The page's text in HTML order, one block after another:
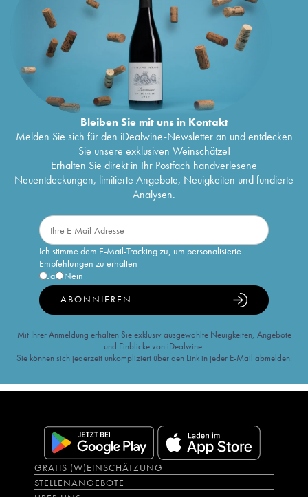
Bleiben Sie mit uns in Kontakt
Melden Sie sich für den iDealwine-Newsletter an und entdecken
Sie unsere exklusiven Weinschätze!
Erhalten Sie direkt in Ihr Postfach handverlesene
Neuentdeckungen, limitierte Angebote, Neuigkeiten und fundierte
Analysen.
Ich stimme dem E-Mail-Tracking zu, um personalisierte
Empfehlungen zu erhalten
Ja
Nein
ABONNIEREN
Mit Ihrer Anmeldung erhalten Sie exklusiv ausgewählte Neuigkeiten, Angebote
und Einblicke von iDealwine.
Sie können sich jederzeit unkompliziert über den Link in jeder E-Mail abmelden.
GRATIS (W)EINSCHÄTZUNG
STELLENANGEBOTE